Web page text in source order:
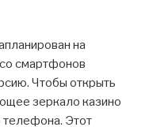
на
смартфонов
Чтобы открыть
зеркало казино
Этот